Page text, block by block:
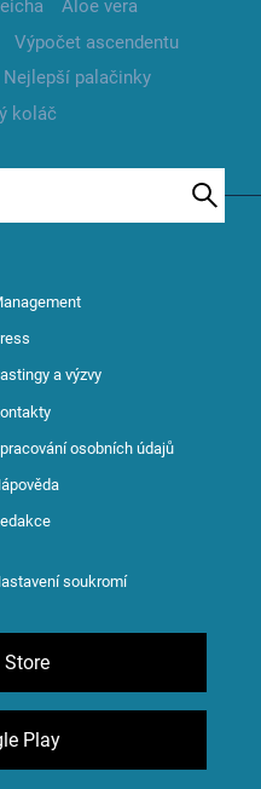
Aloe vera
Výpočet ascendentu
Nejlepší palačinky
koláč
a výzvy
osobních údajů
soukromí
Store
Play